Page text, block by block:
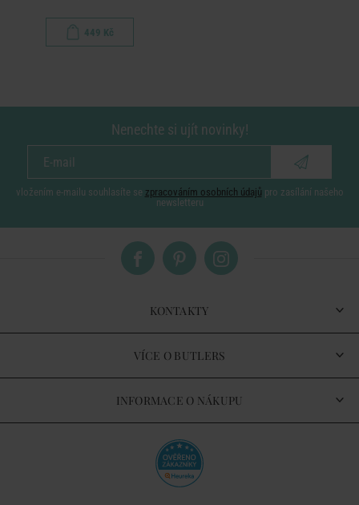
449 Kč
Nenechte si ujít novinky!
vložením e-mailu souhlasíte se zpracováním osobních údajů pro zasílání našeho
newsletteru
KONTAKTY
VÍCE O BUTLERS
INFORMACE O NÁKUPU